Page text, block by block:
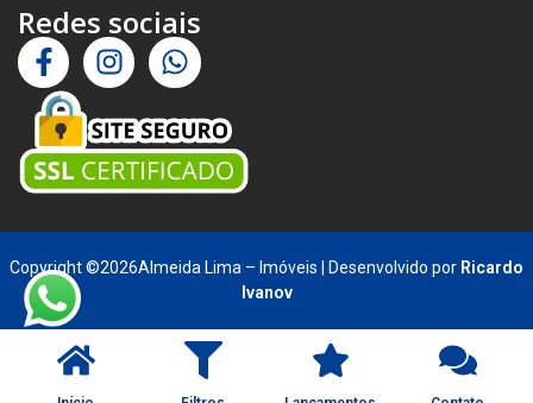
Redes sociais
Copyright ©2026Almeida Lima – Imóveis | Desenvolvido por Ricardo
Ivanov